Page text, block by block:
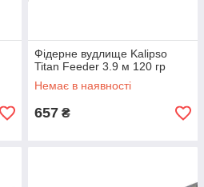
Фідерне вудлище Kalipso
Titan Feeder 3.9 м 120 гр
Немає в наявності
657 ₴